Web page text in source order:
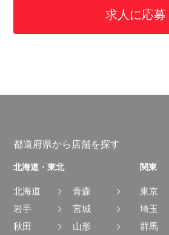
都道府県から店舗を探す
北海道・東北
北海道
青森
岩手
宮城
秋田
山形
関東
東京
埼玉
群馬